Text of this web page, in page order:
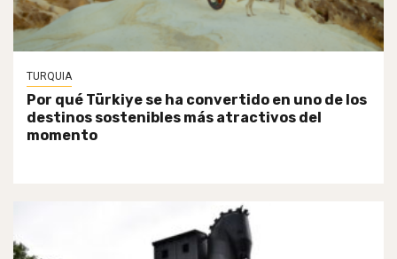
TURQUIA
Por qué Türkiye se ha convertido en uno de los
destinos sostenibles más atractivos del
momento